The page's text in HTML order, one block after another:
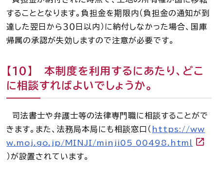
することとなります。負担金を期限内（負担金の通知が到
達した翌日から３０日以内）に納付しなかった場合、国庫
帰属の承認が失効しますので注意が必要です。
【10】 本制度を利用するにあたり、どこ
に相談すればよいでしょうか。
司法書士や弁護士等の法律専門職に相談することがで
きます。また、法務局本局にも相談窓口（ https://ww
w.moj.go.jp/MINJI/minji05_00498.html
）が設置されています。